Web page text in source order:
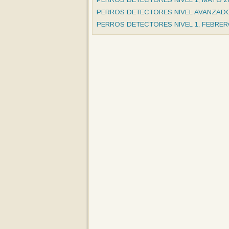
PERROS DETECTORES NIVEL
PERROS DETECTORES NIVEL 1,